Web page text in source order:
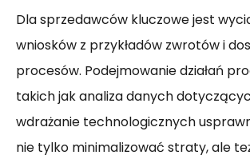
Dla sprzedawców kluczowe jest
wniosków z przykładów zwrotów i
procesów. Podejmowanie działań
takich jak analiza danych
wdrażanie technologicznych
nie tylko minimalizować straty, ale